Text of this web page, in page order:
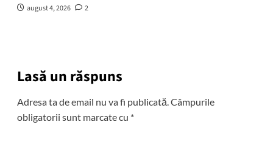
august 4, 2026 2
Lasă un răspuns
Adresa ta de email nu va fi publicată.Câmpurile
obligatorii sunt marcate cu *